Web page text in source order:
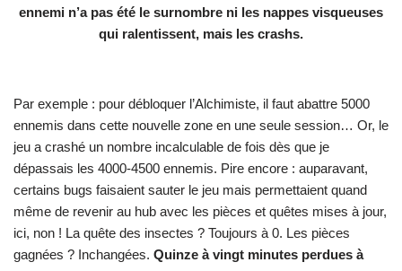
ennemi n’a pas été le surnombre ni les nappes visqueuses
qui ralentissent, mais les crashs.
Par exemple : pour débloquer l’Alchimiste, il faut abattre 5000
ennemis dans cette nouvelle zone en une seule session… Or, le
jeu a crashé un nombre incalculable de fois dès que je
dépassais les 4000‑4500 ennemis. Pire encore : auparavant,
certains bugs faisaient sauter le jeu mais permettaient quand
même de revenir au hub avec les pièces et quêtes mises à jour,
ici, non ! La quête des insectes ? Toujours à 0. Les pièces
gagnées ? Inchangées. Quinze à vingt minutes perdues à